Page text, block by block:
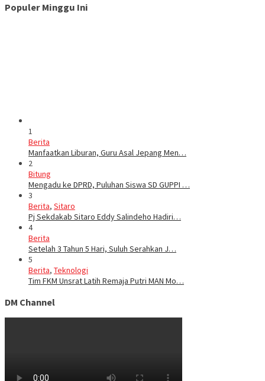
Populer Minggu Ini
1
Berita
Manfaatkan Liburan, Guru Asal Jepang Men…
2
Bitung
Mengadu ke DPRD, Puluhan Siswa SD GUPPI …
3
Berita, Sitaro
Pj Sekdakab Sitaro Eddy Salindeho Hadiri…
4
Berita
Setelah 3 Tahun 5 Hari, Suluh Serahkan J…
5
Berita, Teknologi
Tim FKM Unsrat Latih Remaja Putri MAN Mo…
DM Channel